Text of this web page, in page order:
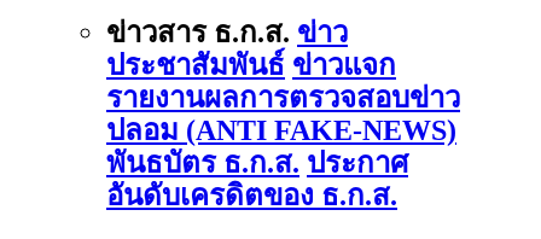
ข่าวสาร ธ.ก.ส. ข่าว
ประชาสัมพันธ์ ข่าวแจก
รายงานผลการตรวจสอบข่าว
ปลอม (ANTI FAKE-NEWS)
พันธบัตร ธ.ก.ส. ประกาศ
อันดับเครดิตของ ธ.ก.ส.